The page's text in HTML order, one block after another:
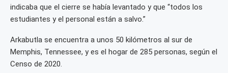
indicaba que el cierre se había levantado y que “todos los
estudiantes y el personal están a salvo.”
Arkabutla se encuentra a unos 50 kilómetros al sur de
Memphis, Tennessee, y es el hogar de 285 personas, según el
Censo de 2020.